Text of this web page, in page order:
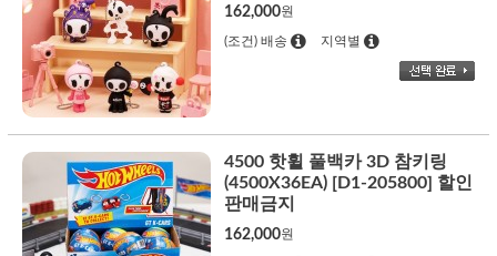
162,000원
(조건) 배송 지역별
4500 핫휠 풀백카 3D 참키링
(4500X36EA) [D1-205800] 할인
판매금지
162,000원